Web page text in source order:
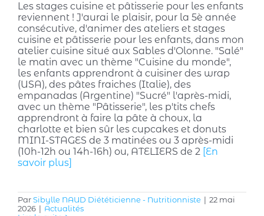
Les stages cuisine et pâtisserie pour les enfants
reviennent ! J'aurai le plaisir, pour la 5è année
consécutive, d'animer des ateliers et stages
cuisine et pâtisserie pour les enfants, dans mon
atelier cuisine situé aux Sables d'Olonne. "Salé"
le matin avec un thème "Cuisine du monde",
les enfants apprendront à cuisiner des wrap
(USA), des pâtes fraiches (Italie), des
empanadas (Argentine) "Sucré" l'après-midi,
avec un thème "Pâtisserie", les p'tits chefs
apprendront à faire la pâte à choux, la
charlotte et bien sûr les cupcakes et donuts
MINI-STAGES de 3 matinées ou 3 après-midi
(10h-12h ou 14h-16h) ou, ATELIERS de 2 [En
savoir plus]
ParSibylle NAUD Diététicienne - Nutritionniste | 22 mai
2026 | Actualités